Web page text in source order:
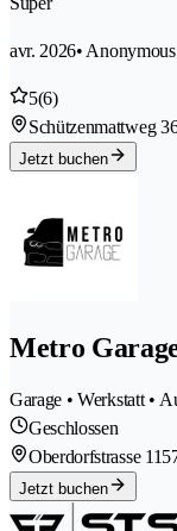
avr. 2026•
5(6)
Schützenmattweg
Jetzt buchen
Metro
Garage • Werkstatt •
Geschlossen
Oberdorfstrasse 11
Jetzt buchen